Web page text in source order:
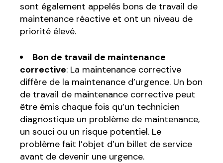
sont également appelés bons de travail de
maintenance réactive et ont un niveau de
priorité élevé.
Bon de travail de maintenance
corrective: La maintenance corrective
diffère de la maintenance d’urgence. Un bon
de travail de maintenance corrective peut
être émis chaque fois qu’un technicien
diagnostique un problème de maintenance,
un souci ou un risque potentiel. Le
problème fait l’objet d’un billet de service
avant de devenir une urgence.